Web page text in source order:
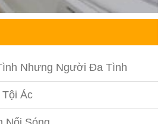
Nhưng Người Đa Tình
Ác